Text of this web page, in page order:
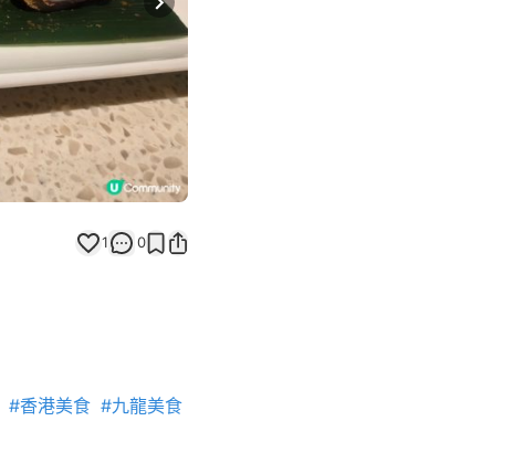
Next slide
1 0
#香港美食 #九龍美食